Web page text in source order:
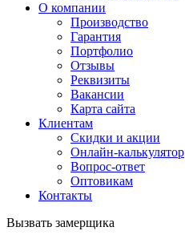
О компании
Производство
Гарантия
Портфолио
Отзывы
Реквизиты
Вакансии
Карта сайта
Клиентам
Скидки и акции
Онлайн-калькулятор
Вопрос-ответ
Оптовикам
Контакты
Вызвать замерщика